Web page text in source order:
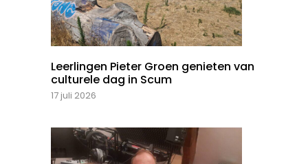
Leerlingen Pieter Groen genieten van
culturele dag in Scum
17 juli 2026